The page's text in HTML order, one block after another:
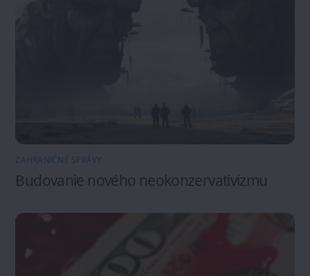
ZAHRANIČNÉ SPRÁVY
Budovanie nového neokonzervativizmu